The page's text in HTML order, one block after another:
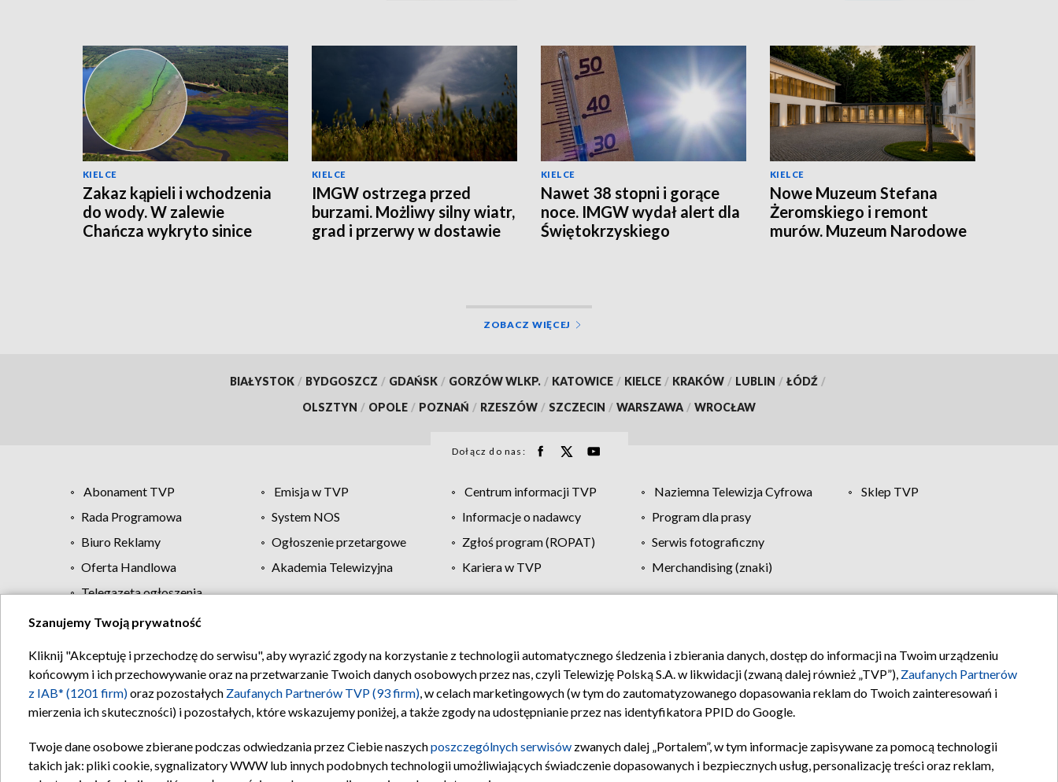
KIELCE
Zakaz kąpieli i wchodzenia
do wody. W zalewie
Chańcza wykryto sinice
KIELCE
IMGW ostrzega przed
burzami. Możliwy silny wiatr,
grad i przerwy w dostawie
KIELCE
Nawet 38 stopni i gorące
noce. IMGW wydał alert dla
Świętokrzyskiego
KIELCE
Nowe Muzeum Stefana
Żeromskiego i remont
murów. Muzeum Narodowe
ZOBACZ WIĘCEJ
BIAŁYSTOK / BYDGOSZCZ / GDAŃSK / GORZÓW WLKP. / KATOWICE / KIELCE / KRAKÓW / LUBLIN / ŁÓDŹ /
OLSZTYN / OPOLE / POZNAŃ / RZESZÓW / SZCZECIN / WARSZAWA / WROCŁAW
Dołącz do nas:
Abonament TVP Emisja w TVP Centrum informacji TVP Naziemna Telewizja Cyfrowa
Sklep TVP
Rada Programowa
System NOS Informacje o nadawcy
Program dla prasy
Biuro Reklamy
Ogłoszenie przetargowe Zgłoś program (ROPAT)
Serwis fotograficzny
Oferta Handlowa
Akademia Telewizyjna Kariera w TVP
Merchandising (znaki)
Telegazeta ogłoszenia
Regulamin TVP Polityka prywatności Moje zgody Pomoc Biuro reklamy Kontakt
Szanujemy Twoją prywatność
Kliknij "Akceptuję i przechodzę do serwisu", aby wyrazić zgody na korzystanie z technologii automatycznego śledzenia i zbierania danych, dostęp do informacji na Twoim urządzeniu
końcowym i ich przechowywanie oraz na przetwarzanie Twoich danych osobowych przez nas, czyli Telewizję Polską S.A. w likwidacji (zwaną dalej również „TVP”), Zaufanych Partnerów
z IAB* (1201 firm)oraz pozostałych Zaufanych Partnerów TVP (93 firm), w celach marketingowych (w tym do zautomatyzowanego dopasowania reklam do Twoich zainteresowań i
mierzenia ich skuteczności) i pozostałych, które wskazujemy poniżej, a także zgody na udostępnianie przez nas identyfikatora PPID do Google.
Twoje dane osobowe zbierane podczas odwiedzania przez Ciebie naszychposzczególnych serwisów zwanych dalej „Portalem”, w tym informacje zapisywane za pomocą technologii
takich jak: pliki cookie, sygnalizatory WWW lub innych podobnych technologii umożliwiających świadczenie dopasowanych i bezpiecznych usług, personalizację treści oraz reklam,